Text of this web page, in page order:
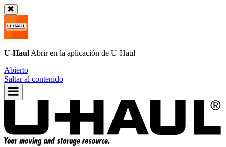
U-Haul Abrir en la aplicación de U-Haul
Abierto
Saltar al contenido